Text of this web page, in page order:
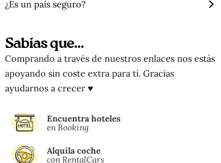
¿Es un país seguro?
Sabías que…
Comprando a través de nuestros enlaces nos estás
apoyando sin coste extra para ti. Gracias
ayudarnos a crecer ♥
Encuentra hoteles
en Booking
Alquila coche
con RentalCars